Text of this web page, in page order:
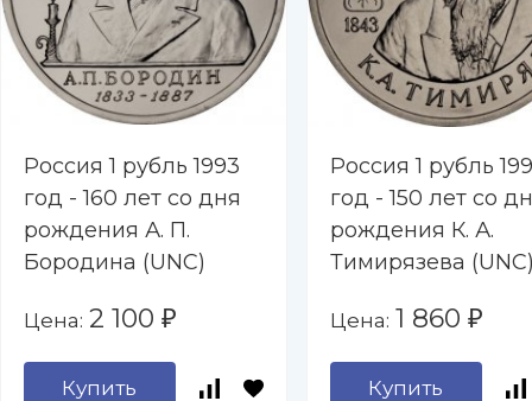
Россия 1 рубль 1993
год - 160 лет со дня
рождения А. П.
Бородина (UNC)
Цена: 2 100 ₽
Купить
Россия 1 рубль
год - 150 лет со
рождения К. А.
Тимирязева
Цена: 1 860 ₽
Купить